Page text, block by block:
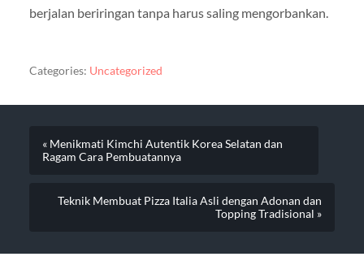
berjalan beriringan tanpa harus saling mengorbankan.
Categories: Uncategorized
« Menikmati Kimchi Autentik Korea Selatan dan
Ragam Cara Pembuatannya
Teknik Membuat Pizza Italia Asli dengan Adonan dan
Topping Tradisional »